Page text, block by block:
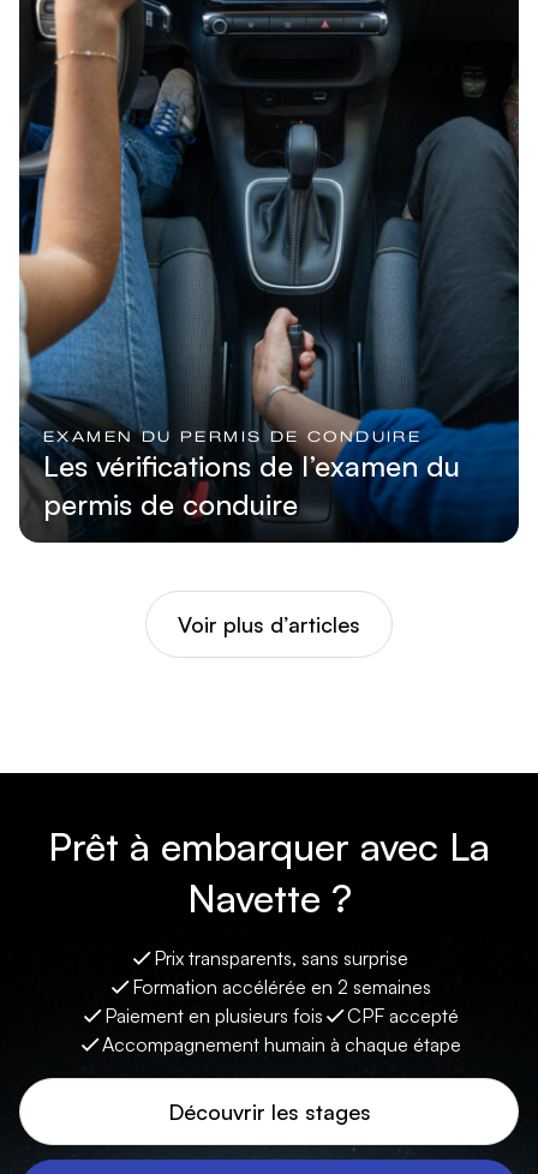
Lire l'article
EXAMEN DU PERMIS DE CONDUIRE
Les vérifications de l’examen du
permis de conduire
Voir plus d’articles
Prêt à embarquer avec La
Navette ?
Prix transparents, sans surprise
Formation accélérée en 2 semaines
Paiement en plusieurs fois
CPF accepté
Accompagnement humain à chaque étape
Découvrir les stages